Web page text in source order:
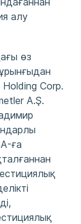
алу
өз
Corp.
A.Ş.
ға